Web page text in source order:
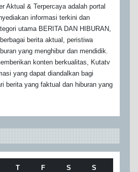
Aktual & Terpercaya adalah portal
informasi terkini dan
utama BERITA DAN HIBURAN,
berita aktual, peristiwa
yang menghibur dan mendidik.
konten berkualitas, Kutatv
yang dapat diandalkan bagi
berita yang faktual dan hiburan yang
T F S S